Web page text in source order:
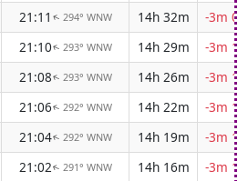
21:11 ↑ 294° WNW 14h 32m
-3m
21:10↑ 293° WNW 14h 29m
-3m
21:08↑ 293° WNW 14h 26m
-3m
21:06↑ 292° WNW 14h 22m
-3m
21:04↑ 292° WNW 14h 19m
-3m
21:02↑ 291° WNW 14h 16m
-3m